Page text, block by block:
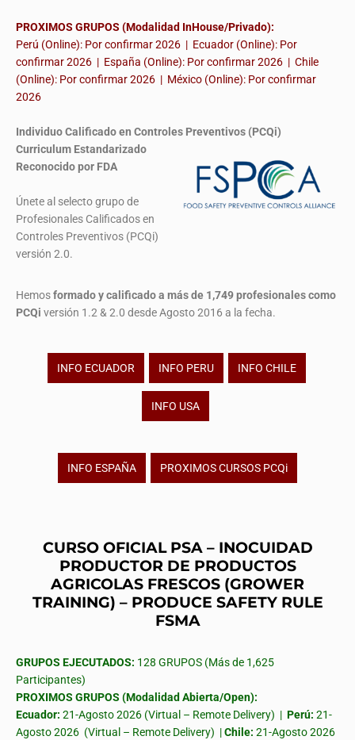
PROXIMOS GRUPOS (Modalidad InHouse/Privado):
Perú (Online): Por confirmar 2026 | Ecuador (Online): Por
confirmar 2026 | España (Online): Por confirmar 2026 | Chile
(Online): Por confirmar 2026 | México (Online): Por confirmar
2026
Individuo Calificado en Controles Preventivos (PCQi)
Curriculum Estandarizado
Reconocido por FDA
Únete al selecto grupo de
Profesionales Calificados en
Controles Preventivos (PCQi)
versión 2.0.
Hemosformado y calificado a más de 1,749 profesionalescomo
PCQi versión 1.2 & 2.0 desde Agosto 2016 a la fecha.
INFO ECUADOR INFO PERU INFO CHILE
INFO USA
INFO ESPAÑA PROXIMOS CURSOS PCQi
CURSO OFICIAL PSA – INOCUIDAD
PRODUCTOR DE PRODUCTOS
AGRICOLAS FRESCOS (GROWER
TRAINING) – PRODUCE SAFETY RULE
FSMA
GRUPOS EJECUTADOS: 128 GRUPOS (Más de 1,625
Participantes)
PROXIMOS GRUPOS (Modalidad Abierta/Open):
Ecuador: 21-Agosto 2026 (Virtual – Remote Delivery) | Perú: 21-
Agosto 2026 (Virtual – Remote Delivery) |Chile: 21-Agosto 2026